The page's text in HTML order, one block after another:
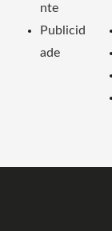
nte
Publicid
ade